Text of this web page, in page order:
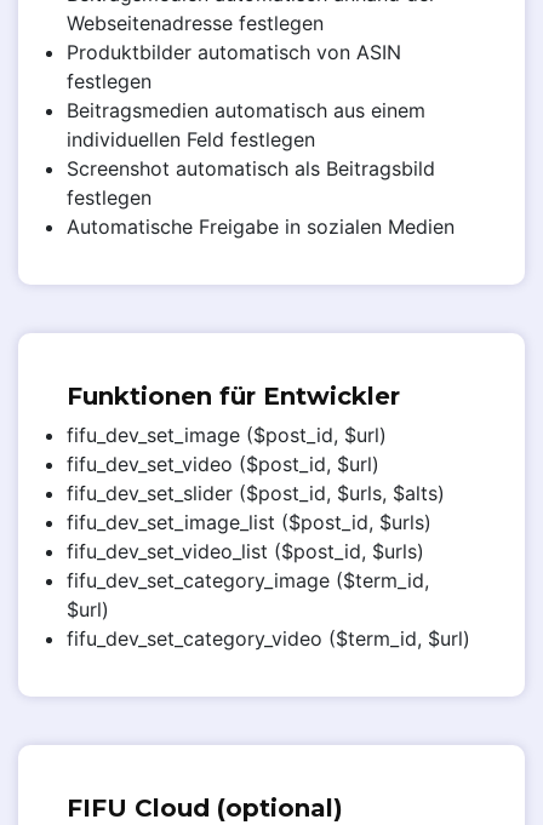
Webseitenadresse festlegen
Produktbilder automatisch von ASIN
festlegen
Beitragsmedien automatisch aus einem
individuellen Feld festlegen
Screenshot automatisch als Beitragsbild
festlegen
Automatische Freigabe in sozialen Medien
Funktionen für Entwickler
fifu_dev_set_image ($post_id, $url)
fifu_dev_set_video ($post_id, $url)
fifu_dev_set_slider ($post_id, $urls, $alts)
fifu_dev_set_image_list ($post_id, $urls)
fifu_dev_set_video_list ($post_id, $urls)
fifu_dev_set_category_image ($term_id,
$url)
fifu_dev_set_category_video ($term_id, $url)
FIFU Cloud (optional)